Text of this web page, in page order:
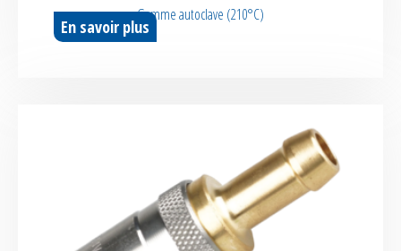
Gamme autoclave (210°C)
En savoir plus